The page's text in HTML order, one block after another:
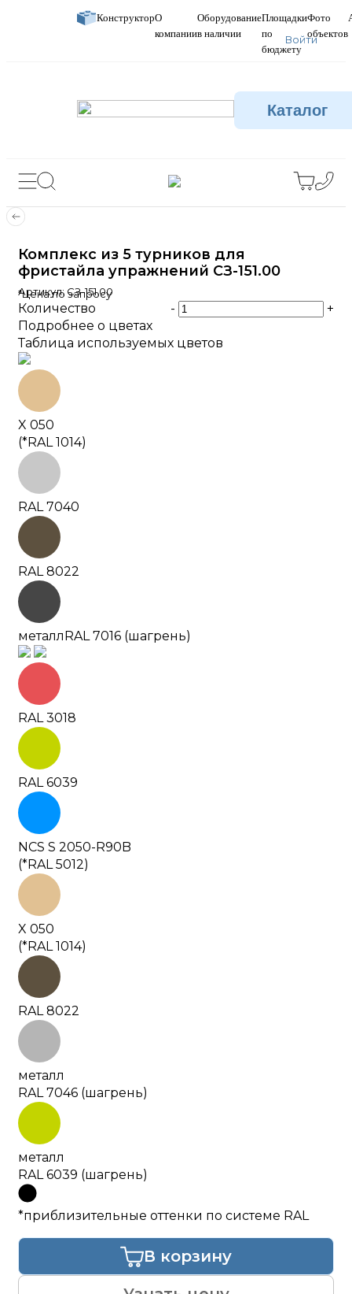
КонструкторО
компании
Оборудование
в наличии
Площадки
по
бюджету
Фото
объектов
Войти
Каталог
Комплекс из 5 турников для
фристайла упражнений СЗ-151.00
Артикул: СЗ-151.00
*Цена по запросу
Количество -
+
Подробнее о цветах
Таблица используемых цветов
X 050
(*RAL 1014)
RAL 7040
RAL 8022
металлRAL 7016 (шагрень)
RAL 3018
RAL 6039
NCS S 2050-R90B
(*RAL 5012)
X 050
(*RAL 1014)
RAL 8022
металл
RAL 7046 (шагрень)
металл
RAL 6039 (шагрень)
*приблизительные оттенки по системе RAL
В корзину